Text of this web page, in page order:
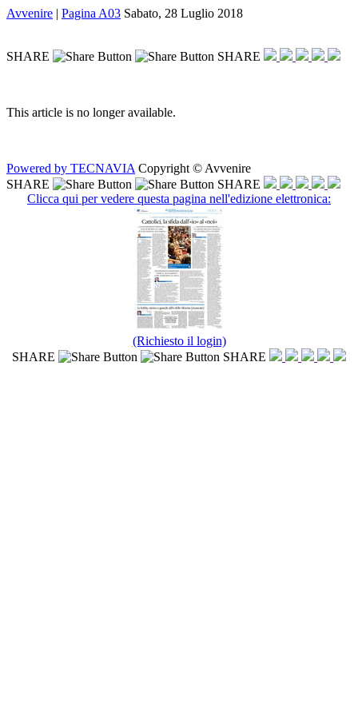
Avvenire | Pagina A03 Sabato, 28 Luglio 2018
SHARE SHARE
This article is no longer available.
Powered by TECNAVIA Copyright © Avvenire
SHARE
SHARE
Clicca qui per vedere questa pagina nell'edizione elettronica:
(Richiesto il login)
SHARE
SHARE